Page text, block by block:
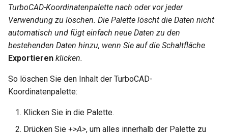
TurboCAD-Koordinatenpalette nach oder vor jeder
Verwendung zu löschen. Die Palette löscht die Daten nicht
automatisch und fügt einfach neue Daten zu den
bestehenden Daten hinzu, wenn Sie auf die Schaltfläche
Exportieren klicken.
So löschen Sie den Inhalt der TurboCAD-
Koordinatenpalette:
Klicken Sie in die Palette.
Drücken Sie +>A>, um alles innerhalb der Palette zu